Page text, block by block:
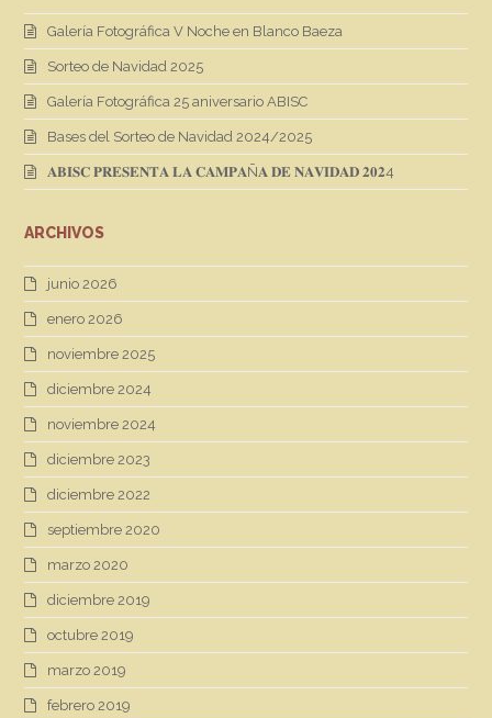
Galería Fotográfica V Noche en Blanco Baeza
Sorteo de Navidad 2025
Galería Fotográfica 25 aniversario ABISC
Bases del Sorteo de Navidad 2024/2025
𝐀𝐁𝐈𝐒𝐂 𝐏𝐑𝐄𝐒𝐄𝐍𝐓𝐀 𝐋𝐀 𝐂𝐀𝐌𝐏𝐀Ñ𝐀 𝐃𝐄 𝐍𝐀𝐕𝐈𝐃𝐀𝐃 𝟐𝟎𝟐4
ARCHIVOS
junio 2026
enero 2026
noviembre 2025
diciembre 2024
noviembre 2024
diciembre 2023
diciembre 2022
septiembre 2020
marzo 2020
diciembre 2019
octubre 2019
marzo 2019
febrero 2019